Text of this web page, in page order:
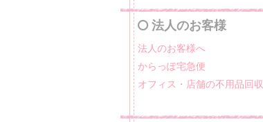
法人のお客様
法人のお客様へ
からっぽ宅急便
オフィス・店舗の不用品回収